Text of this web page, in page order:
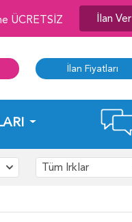
ÜCRETSİZ İlan Ver
İlan Fiyatları
Tüm Irklar